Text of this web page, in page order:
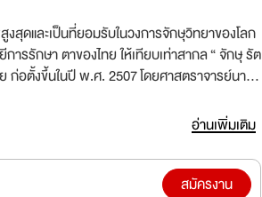
สุดและเป็นที่ยอมรับในวงการจักษุวิทยาของโลก
ารรักษา ตาของไทย ให้เทียบเท่าสากล “ จักษุ รัต
ก่อตั้งขึ้นในปี พ.ศ. 2507 โดยศาสตราจารย์นาย
าวิจัยลักษณะภายในของจอประสาทตา
หลักวิชาพื้นฐานทางจักษุวิทยา ที่จักษุแพทย์ทั่วโลก
อ่านเพิ่มเติม
สมัครงาน